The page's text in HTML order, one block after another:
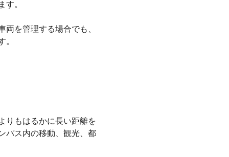
す。
両を管理する場合でも、
。
りもはるかに長い距離を
パス内の移動、観光、都